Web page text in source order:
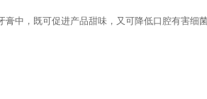
膏中，既可促进产品甜味，又可降低口腔有害细